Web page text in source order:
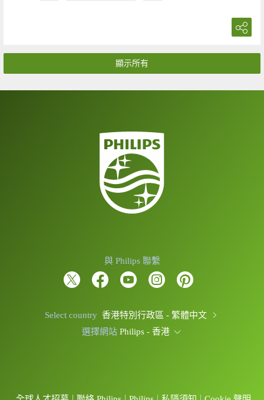
顯示所有
與 Philips 聯繫
Select country 香港特別行政區 - 繁體中文
選擇網站 Philips - 香港